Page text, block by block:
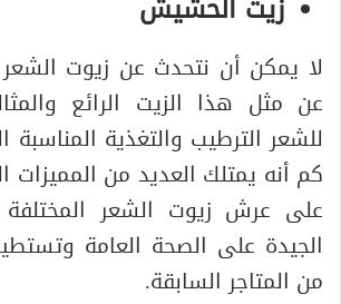
لا يمكن أن نتحدث عن زيوت
عن مثل هذا الزيت الرائع
للشعر الترطيب والتغذية المناسبة
كم أنه يمتلك العديد من المميزات
على عرش زيوت الشعر المختلفة
الجيدة على الصحة العامة
من المتاجر السابقة.